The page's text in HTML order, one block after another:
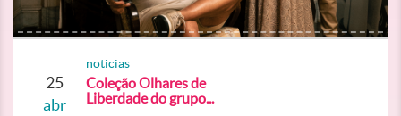
25
abr
noticias
Coleção Olhares de
Liberdade do grupo...